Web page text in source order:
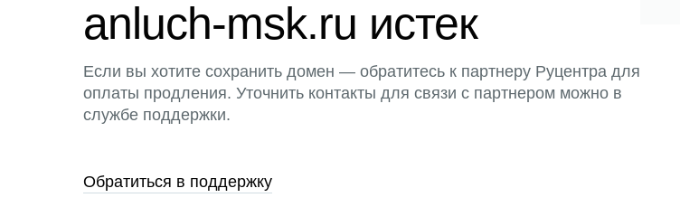
anluch-msk.ru истек
Если вы хотите сохранить домен — обратитесь к партнеру Руцентра для
оплаты продления. Уточнить контакты для связи с партнером можно в
службе поддержки.
Обратиться в поддержку